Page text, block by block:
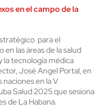
en el campo de la
para el
las áreas de la salud
la tecnología médica
José Angel Portal, en
en la V
Salud 2025 que sesiona
de La Habana.